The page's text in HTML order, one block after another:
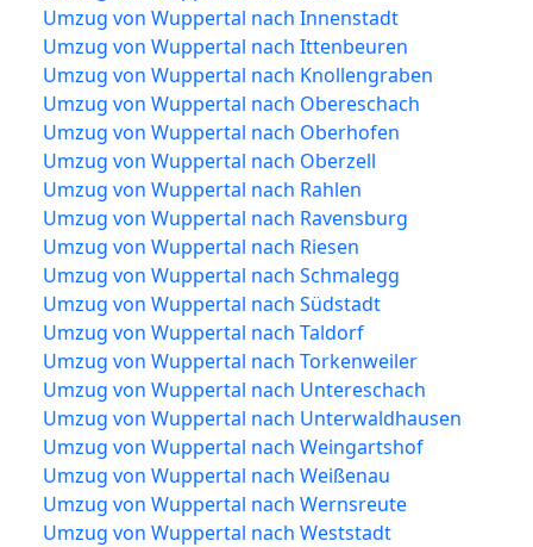
Umzug von Wuppertal nach Innenstadt
Umzug von Wuppertal nach Ittenbeuren
Umzug von Wuppertal nach Knollengraben
Umzug von Wuppertal nach Obereschach
Umzug von Wuppertal nach Oberhofen
Umzug von Wuppertal nach Oberzell
Umzug von Wuppertal nach Rahlen
Umzug von Wuppertal nach Ravensburg
Umzug von Wuppertal nach Riesen
Umzug von Wuppertal nach Schmalegg
Umzug von Wuppertal nach Südstadt
Umzug von Wuppertal nach Taldorf
Umzug von Wuppertal nach Torkenweiler
Umzug von Wuppertal nach Untereschach
Umzug von Wuppertal nach Unterwaldhausen
Umzug von Wuppertal nach Weingartshof
Umzug von Wuppertal nach Weißenau
Umzug von Wuppertal nach Wernsreute
Umzug von Wuppertal nach Weststadt